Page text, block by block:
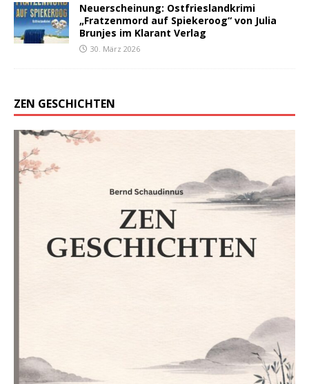
Neuerscheinung: Ostfrieslandkrimi
„Fratzenmord auf Spiekeroog“ von Julia
Brunjes im Klarant Verlag
30. März 2026
ZEN GESCHICHTEN